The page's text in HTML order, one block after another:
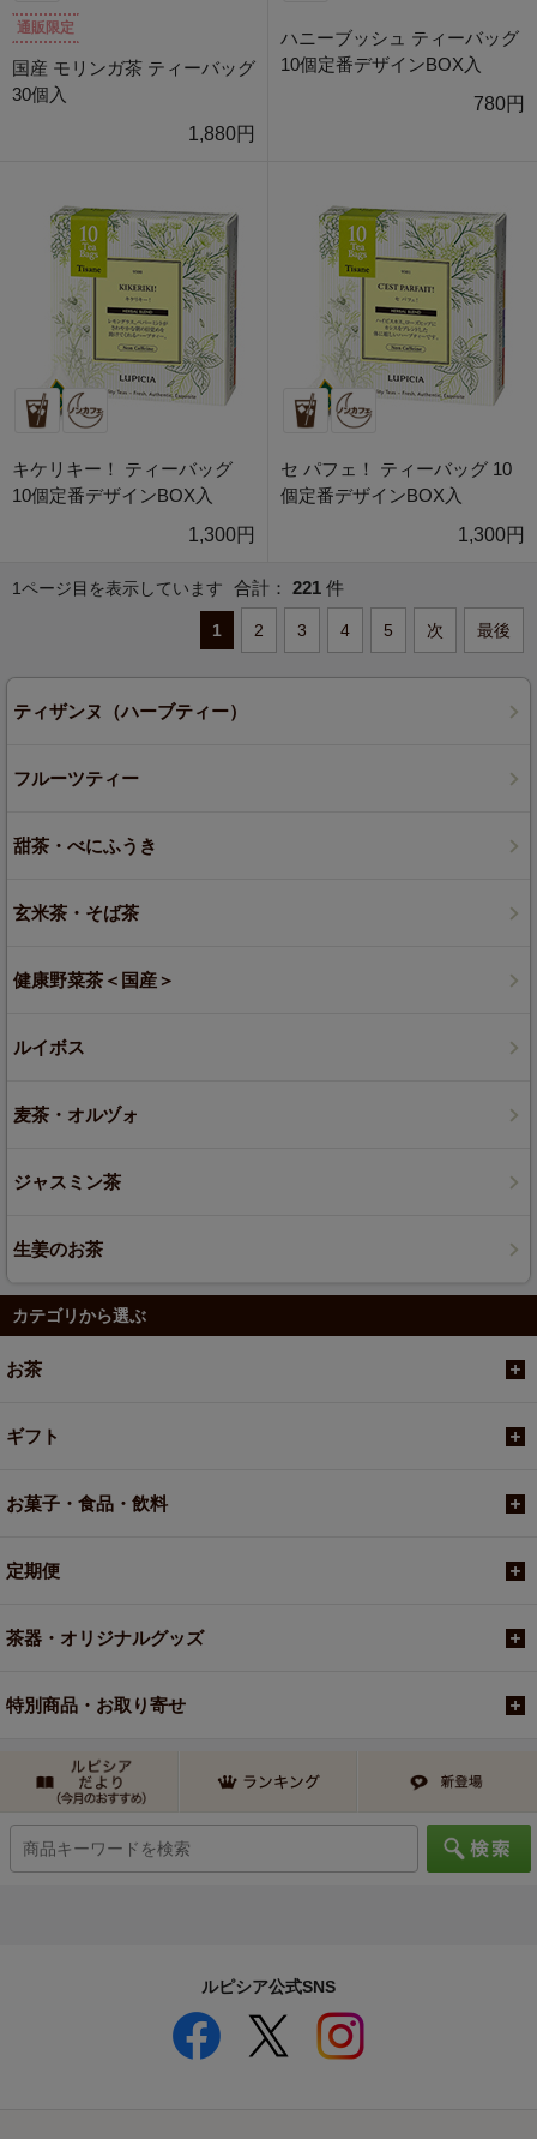
通販限定
国産 モリンガ茶 ティーバッグ
30個入
1,880円
ハニーブッシュ ティーバッグ
10個定番デザインBOX入
780円
キケリキー！ ティーバッグ
10個定番デザインBOX入
1,300円
セ パフェ！ ティーバッグ 10
個定番デザインBOX入
1,300円
1ページ目を表示しています 合計： 221 件
1 2 3 4 5 次 最後
ティザンヌ（ハーブティー）
フルーツティー
甜茶・べにふうき
玄米茶・そば茶
健康野菜茶＜国産＞
ルイボス
麦茶・オルヅォ
ジャスミン茶
生姜のお茶
カテゴリから選ぶ
お茶
ギフト
お菓子・食品・飲料
定期便
茶器・オリジナルグッズ
特別商品・お取り寄せ
ルピシア公式SNS